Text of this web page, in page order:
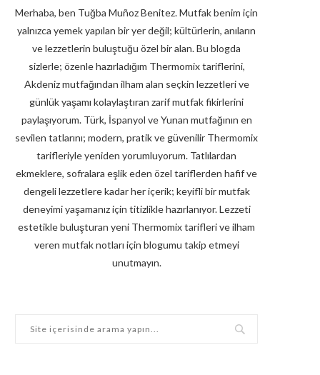
Merhaba, ben Tuğba Muñoz Benitez. Mutfak benim için
yalnızca yemek yapılan bir yer değil; kültürlerin, anıların
ve lezzetlerin buluştuğu özel bir alan. Bu blogda
sizlerle; özenle hazırladığım Thermomix tariflerini,
Akdeniz mutfağından ilham alan seçkin lezzetleri ve
günlük yaşamı kolaylaştıran zarif mutfak fikirlerini
paylaşıyorum. Türk, İspanyol ve Yunan mutfağının en
sevilen tatlarını; modern, pratik ve güvenilir Thermomix
tarifleriyle yeniden yorumluyorum. Tatlılardan
ekmeklere, sofralara eşlik eden özel tariflerden hafif ve
dengeli lezzetlere kadar her içerik; keyifli bir mutfak
deneyimi yaşamanız için titizlikle hazırlanıyor. Lezzeti
estetikle buluşturan yeni Thermomix tarifleri ve ilham
veren mutfak notları için blogumu takip etmeyi
unutmayın.